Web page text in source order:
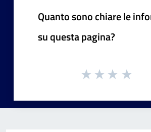
Quanto sono chiare le
su questa pagina?